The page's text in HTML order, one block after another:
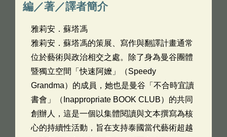
編／著／譯者簡介
雅莉安．蘇塔馮
雅莉安．蘇塔馮的策展、寫作與翻譯計畫通常
位於藝術與政治相交之處。除了身為曼谷團體
暨獨立空間「快速阿嬤」（Speedy
Grandma）的成員，她也是曼谷「不合時宜讀
書會」（Inappropriate BOOK CLUB）的共同
創辦人，這是一個以集體閱讀與文本撰寫為核
心的持續性活動，旨在支持泰國當代藝術超越